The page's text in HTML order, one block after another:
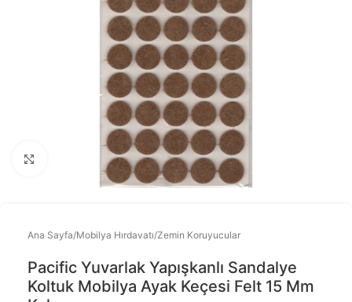
Büyütmek için tıklayınız
Ana Sayfa/Mobilya Hırdavatı/Zemin Koruyucular
Pacific Yuvarlak Yapışkanlı Sandalye
Koltuk Mobilya Ayak Keçesi Felt 15 Mm